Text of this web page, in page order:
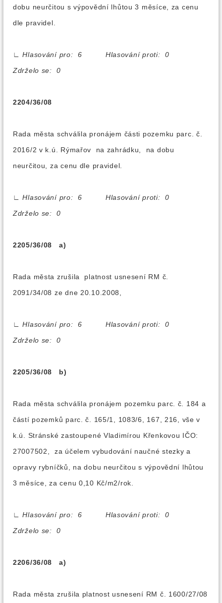
dobu neurčitou s výpovědní lhůtou 3 měsíce, za cenu
dle pravidel.
∟
Hlasování pro: 6 Hlasování proti: 0
Zdrželo se: 0
2204/36/08
Rada města schválila pronájem části pozemku parc. č.
2016/2 v k.ú. Rýmařov na zahrádku, na dobu
neurčitou, za cenu dle pravidel.
∟
Hlasování pro: 6 Hlasování proti: 0
Zdrželo se: 0
2205/36/08 a)
Rada města zrušila platnost usnesení RM č.
2091/34/08 ze dne 20.10.2008,
∟
Hlasování pro: 6 Hlasování proti: 0
Zdrželo se: 0
2205/36/08 b)
Rada města schválila pronájem pozemku parc. č. 184 a
částí pozemků parc. č. 165/1, 1083/6, 167, 216, vše v
k.ú. Stránské zastoupené Vladimírou Křenkovou IČO:
27007502, za účelem vybudování naučné stezky a
opravy rybníčků, na dobu neurčitou s výpovědní lhůtou
3 měsíce, za cenu 0,10 Kč/m2/rok.
∟
Hlasování pro: 6 Hlasování proti: 0
Zdrželo se: 0
2206/36/08 a)
Rada města zrušila platnost usnesení RM č. 1600/27/08